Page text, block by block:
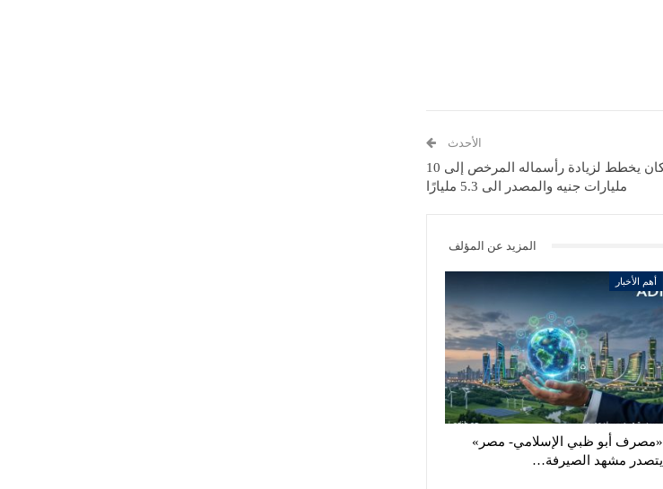
الأحدث
بنك التعمير والإسكان يخطط لزيادة رأسماله المرخص إلى 10
مليارات جنيه والمصدر الى 5.3 مليارًا
المزيد عن المؤلف
أهم الأخبار
«مصرف أبو ظبي الإسلامي- مصر»
يتصدر مشهد الصيرفة…